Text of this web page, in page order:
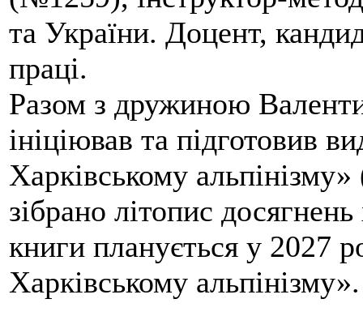
та України. Доцент,
праці.
Разом з дружиною
ініціював та підготовив
Харківському
зібрано літопис
книги планується у 2027
Харківському альпінізму».